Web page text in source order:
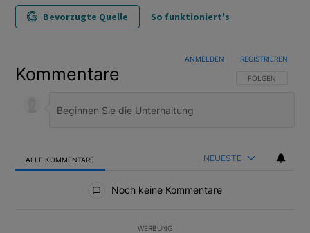
Bevorzugte Quelle So funktioniert's
Kommentare FOLGE DIESER
FOLGEN
ANMELDEN REGISTRIEREN
ALLE KOMMENTARE NEUESTE
Noch keine Kommentare
WERBUNG